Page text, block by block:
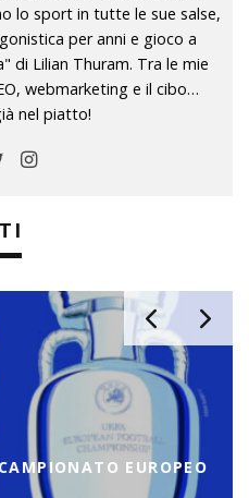
lo sport in tutte le sue salse,
per anni e gioco a
di Lilian Thuram. Tra le mie
webmarketing e il cibo…
nel piatto!
EUROPEO